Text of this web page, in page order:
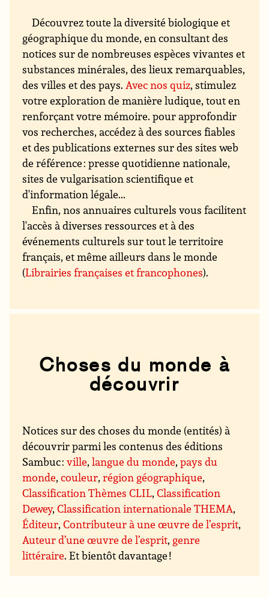
Découvrez toute la diversité biologique et
géographique du monde, en consultant des
notices sur de nombreuses espèces vivantes et
substances minérales, des lieux remarquables,
des villes et des pays.Avec nos quiz, stimulez
votre exploration de manière ludique, tout en
renforçant votre mémoire. pour approfondir
vos recherches, accédez à des sources fiables
et des publications externes sur des sites web
de référence : presse quotidienne nationale,
sites de vulgarisation scientifique et
d'information légale...
Enfin, nos annuaires culturels vous facilitent
l'accès à diverses ressources et à des
événements culturels sur tout le territoire
français, et même ailleurs dans le monde
(Librairies françaises et francophones).
Choses du monde à
découvrir
Notices sur des choses du monde (entités) à
découvrir parmi les contenus des éditions
Sambuc :ville,langue du monde,pays du
monde,couleur,région géographique,
Classification Thèmes CLIL,Classification
Dewey,Classification internationale THEMA,
Éditeur,Contributeur à une œuvre de l’esprit,
Auteur d’une œuvre de l’esprit, genre
littéraire. Et bientôt davantage !